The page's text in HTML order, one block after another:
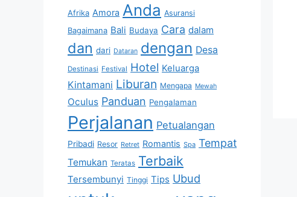
Afrika Amora Anda Asuransi
Bagaimana Bali Budaya Cara dalam
dan dari Dataran dengan Desa
Destinasi Festival Hotel Keluarga
Kintamani Liburan Mengapa Mewah
Oculus Panduan Pengalaman
Perjalanan Petualangan
Pribadi Resor Retret Romantis Spa Tempat
Temukan Teratas Terbaik
Tersembunyi Tinggi Tips Ubud